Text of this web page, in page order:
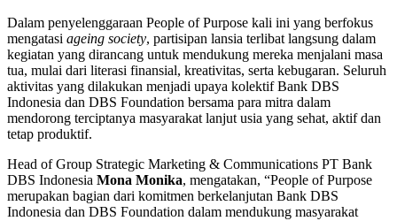
Dalam penyelenggaraan People of Purpose kali ini yang berfokus
mengatasi ageing society, partisipan lansia terlibat langsung dalam
kegiatan yang dirancang untuk mendukung mereka menjalani masa
tua, mulai dari literasi finansial, kreativitas, serta kebugaran. Seluruh
aktivitas yang dilakukan menjadi upaya kolektif Bank DBS
Indonesia dan DBS Foundation bersama para mitra dalam
mendorong terciptanya masyarakat lanjut usia yang sehat, aktif dan
tetap produktif.
Head of Group Strategic Marketing & Communications PT Bank
DBS Indonesia Mona Monika, mengatakan, “People of Purpose
merupakan bagian dari komitmen berkelanjutan Bank DBS
Indonesia dan DBS Foundation dalam mendukung masyarakat